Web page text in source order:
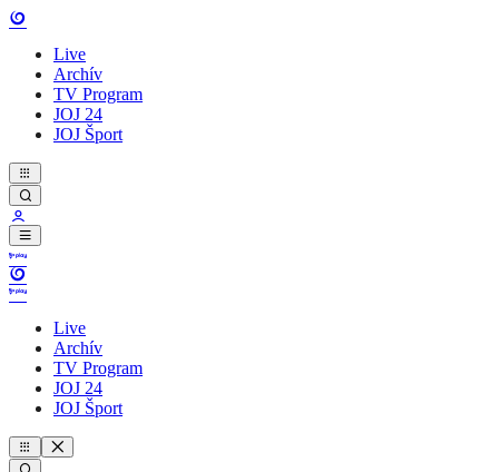
Live
Archív
TV Program
JOJ 24
JOJ Šport
Live
Archív
TV Program
JOJ 24
JOJ Šport